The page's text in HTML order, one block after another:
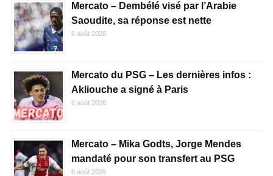
Mercato – Dembélé visé par l’Arabie
Saoudite, sa réponse est nette
6 août 2026
Mercato du PSG – Les dernières infos :
Akliouche a signé à Paris
6 août 2026
Mercato – Mika Godts, Jorge Mendes
mandaté pour son transfert au PSG
6 août 2026